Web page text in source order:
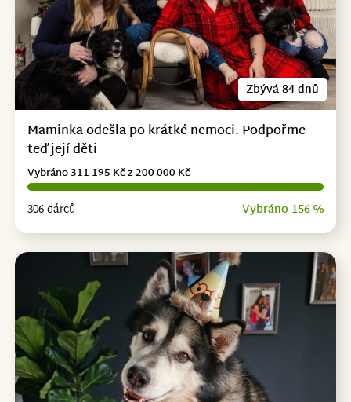
Zbývá 84 dnů
Maminka odešla po krátké nemoci. Podpořme
teď její děti
306 dárců Vybráno 156 %
Vybráno 311 195 Kč z 200 000 Kč